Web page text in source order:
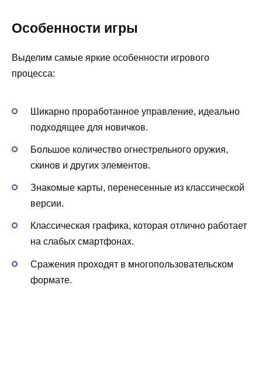
Особенности игры
Выделим самые яркие особенности игрового
процесса:
Шикарно проработанное управление, идеально
подходящее для новичков.
Большое количество огнестрельного оружия,
скинов и других элементов.
Знакомые карты, перенесенные из классической
версии.
Классическая графика, которая отлично работает
на слабых смартфонах.
Сражения проходят в многопользовательском
формате.